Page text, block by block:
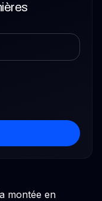
montée en